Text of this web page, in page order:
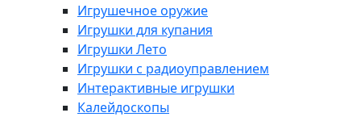
Игрушечное оружие
Игрушки для купания
Игрушки Лето
Игрушки с радиоуправлением
Интерактивные игрушки
Калейдоскопы